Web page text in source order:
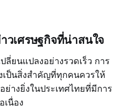
วเศรษฐกิจที่น่าสนใจ
ลี่ยนแปลงอย่างรวดเร็ว การ
เป็นสิ่งสำคัญที่ทุกคนควรให้
ย่างยิ่งในประเทศไทยที่มีการ
นื่อง